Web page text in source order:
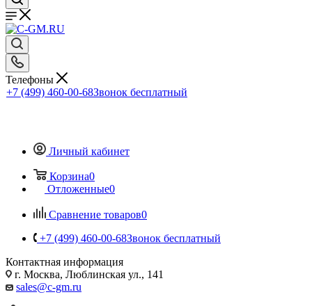
Телефоны
+7 (499) 460-00-68Звонок бесплатный
Личный кабинет
Корзина0
Отложенные0
Сравнение товаров0
+7 (499) 460-00-68Звонок бесплатный
Контактная информация
г. Москва, Люблинская ул., 141
sales@c-gm.ru